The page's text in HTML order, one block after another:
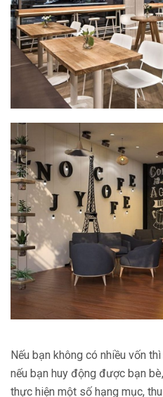
Nếu bạn không có nhiều vốn
nếu bạn huy động được bạn
thực hiện một số hạng mục,